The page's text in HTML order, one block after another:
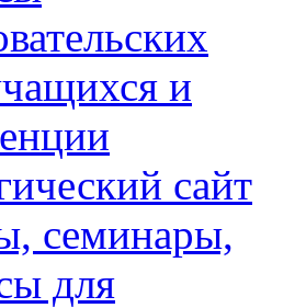
и
сайт
семинары,
для